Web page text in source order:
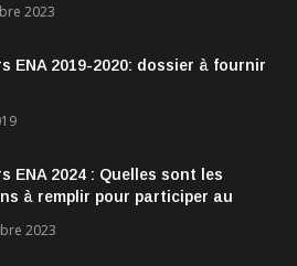
2023
ENA 2019-2020: dossier à fournir
ENA 2024 : Quelles sont les
à remplir pour participer au
2023